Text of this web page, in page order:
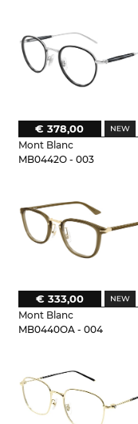
Mont Blanc
MB0442O - 003
€ 378,00
Mont Blanc
MB0440OA - 004
€ 333,00